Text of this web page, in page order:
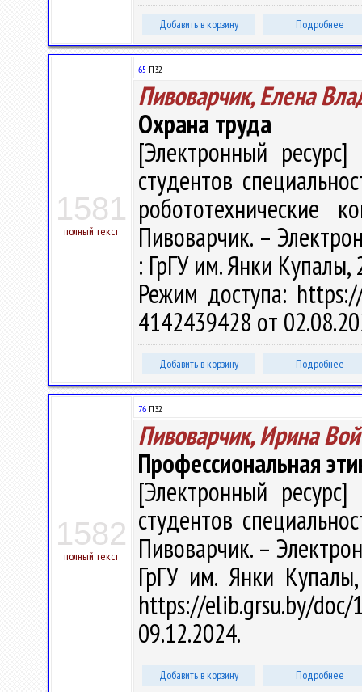
Добавить в корзину Подробнее
1581
полный текст
65 П32
Пивоварчик, Елена
Охрана труда
[Электронный
студентов
Пивоварчик. –
: ГрГУ им. Янки Купалы,
Режим доступа:
4142439428 от
Добавить в корзину Подробнее
1582
полный текст
76 П32
Пивоварчик, Ирина
Профессиональная
[Электронный
студентов
Пивоварчик. –
ГрГУ им. Янки
https://elib.grsu.by/
09.12.2024.
Добавить в корзину Подробнее